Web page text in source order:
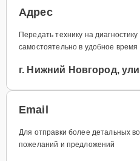
Адрес
Передать технику на
самостоятельно в удобное время
г. Нижний Новгород,
Email
Для отправки более детальных
пожеланий и предложений